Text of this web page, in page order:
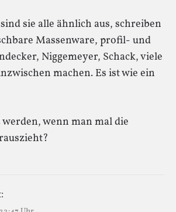
sie alle ähnlich aus, schreiben
Massenware, profil- und
Niggemeyer, Schack, viele
machen. Es ist wie ein
wenn man mal die